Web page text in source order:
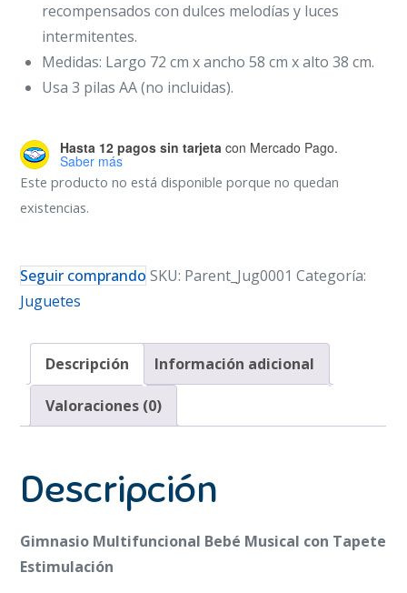
recompensados con dulces melodías y luces
intermitentes.
Medidas: Largo 72 cm x ancho 58 cm x alto 38 cm.
Usa 3 pilas AA (no incluidas).
Hasta 12 pagos sin tarjeta con Mercado Pago.
Saber más
Este producto no está disponible porque no quedan
existencias.
Seguir comprando SKU: Parent_Jug0001 Categoría:
Juguetes
Descripción Información adicional
Valoraciones (0)
Descripción
Gimnasio Multifuncional Bebé Musical con Tapete
Estimulación